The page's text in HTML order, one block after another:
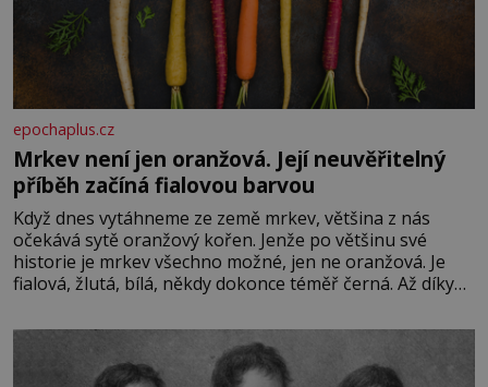
epochaplus.cz
Mrkev není jen oranžová. Její neuvěřitelný
příběh začíná fialovou barvou
Když dnes vytáhneme ze země mrkev, většina z nás
očekává sytě oranžový kořen. Jenže po většinu své
historie je mrkev všechno možné, jen ne oranžová. Je
fialová, žlutá, bílá, někdy dokonce téměř černá. Až díky
bez které si českou zahradu ani nedokážeme představit.